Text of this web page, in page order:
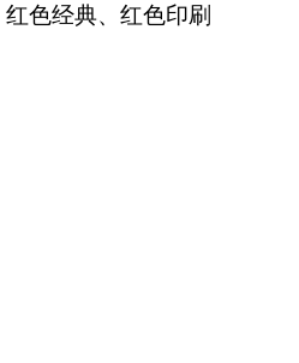
色经典、红色印刷